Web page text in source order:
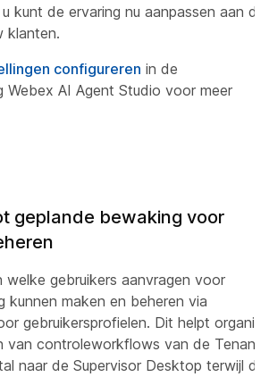
kunt de ervaring nu aanpassen aan de
klanten.
configureren in de
Webex AI Agent Studio voor meer
geplande bewaking voor
welke gebruikers aanvragen voor
kunnen maken en beheren via
gebruikersprofielen. Dit helpt
van controleworkflows van de Tenant
naar de Supervisor Desktop terwijl de